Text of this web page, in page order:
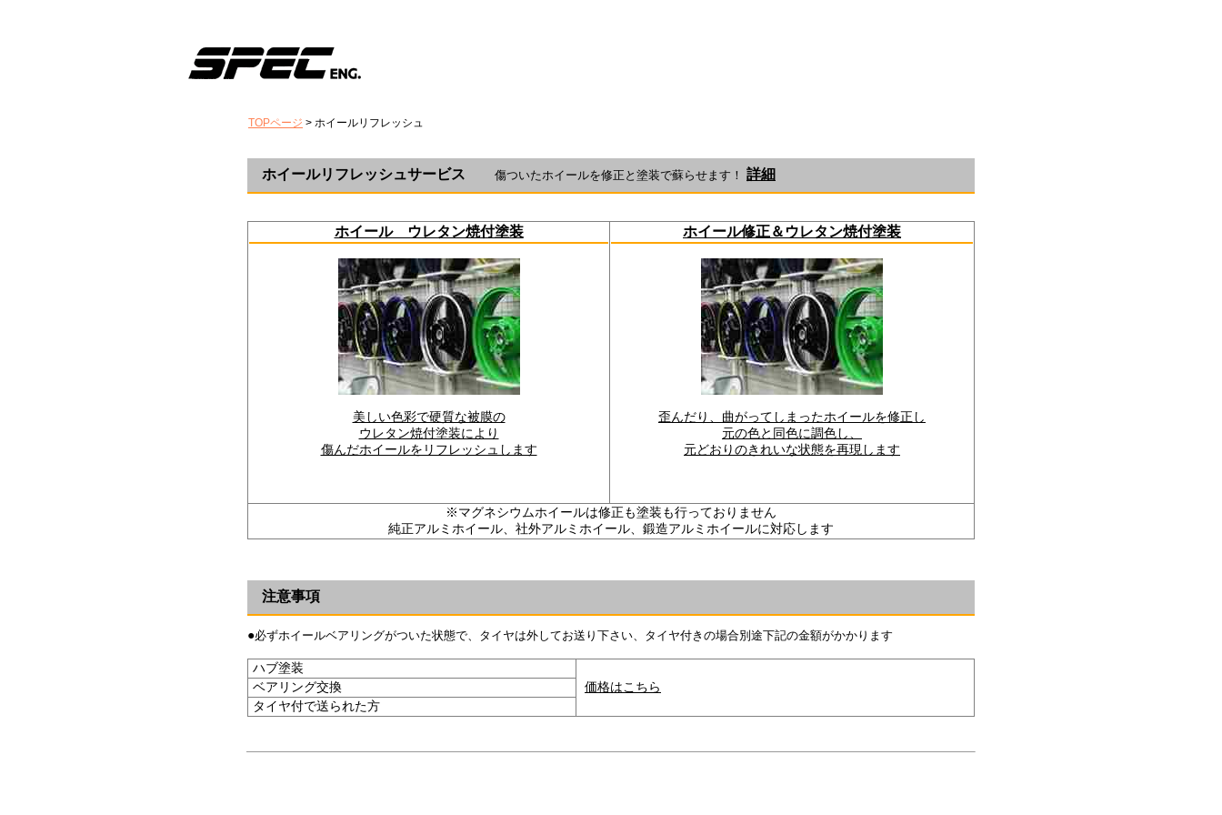
TOPページ > ホイールリフレッシュ
ホイールリフレッシュサービス 傷ついたホイールを修正と塗装で蘇らせます！ 詳細
ホイール ウレタン焼付塗装
美しい色彩で硬質な被膜の
ウレタン焼付塗装により
傷んだホイールをリフレッシュします
ホイール修正＆ウレタン焼付塗装
歪んだり、曲がってしまったホイールを修正し
元の色と同色に調色し、
元どおりのきれいな状態を再現します
※マグネシウムホイールは修正も塗装も行っておりません
純正アルミホイール、社外アルミホイール、鍛造アルミホイールに対応します
注意事項
●必ずホイールベアリングがついた状態で、タイヤは外してお送り下さい、タイヤ付きの場合別途下記の金額がかかります
ハブ塗装
価格はこちら
ベアリング交換
タイヤ付で送られた方